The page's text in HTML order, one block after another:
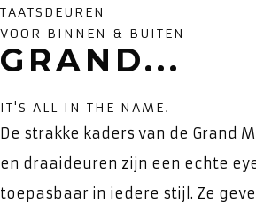
TAATSDEUREN
VOOR BINNEN & BUITEN
GRAND...
IT'S ALL IN THE NAME.
De strakke kaders van de Grand
en draaideuren zijn een echte
toepasbaar in iedere stijl. Ze